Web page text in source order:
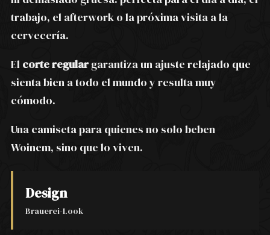
trabajo, el afterwork o la próxima visita a la
cervecería.
El corte regulargarantiza un ajuste relajado que
sienta bien a todo el mundo y resulta muy
cómodo.
Una camiseta para quienes no solo beben
Woinem, sino que lo viven.
Design
Brauerei-Look